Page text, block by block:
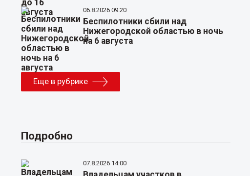
06.8.2026 09:20
Беспилотники сбили над
Нижегородской областью в ночь
на 6 августа
Еще в рубрике
Подробно
07.8.2026 14:00